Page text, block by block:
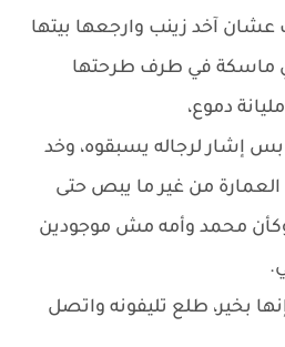
عشان آخد زينب وارجعها بيتها
ماسكة في طرف طرحتها
دموع،
إشار لرجاله يسبقوه، وخد
العمارة من غير ما يبص حتى
محمد وأمه مش موجودين
بخير، طلع تليفونه واتصل